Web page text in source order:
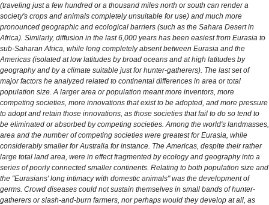
(traveling just a few hundred or a thousand miles north or south can render a
society's crops and animals completely unsuitable for use) and much more
pronounced geographic and ecological barriers (such as the Sahara Desert in
Africa). Similarly, diffusion in the last 6,000 years has been easiest from Eurasia to
sub-Saharan Africa, while long completely absent between Eurasia and the
Americas (isolated at low latitudes by broad oceans and at high latitudes by
geography and by a climate suitable just for hunter-gatherers). The last set of
major factors he analyzed related to continental differences in area or total
population size. A larger area or population meant more inventors, more
competing societies, more innovations that exist to be adopted, and more pressure
to adopt and retain those innovations, as those societies that fail to do so tend to
be eliminated or absorbed by competing societies. Among the world's landmasses,
area and the number of competing societies were greatest for Eurasia, while
considerably smaller for Australia for instance. The Americas, despite their rather
large total land area, were in effect fragmented by ecology and geography into a
series of poorly connected smaller continents. Relating to both population size and
the "Eurasians' long intimacy with domestic animals" was the development of
germs. Crowd diseases could not sustain themselves in small bands of hunter-
gatherers or slash-and-burn farmers, nor perhaps would they develop at all, as